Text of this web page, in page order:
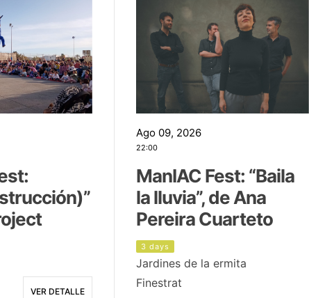
VER DETALLE
Ago 09, 2026
22:00
ManIAC Fest: “Baila
la lluvia”, de Ana
Pereira Cuarteto
3 days
Jardines de la ermita
Finestrat